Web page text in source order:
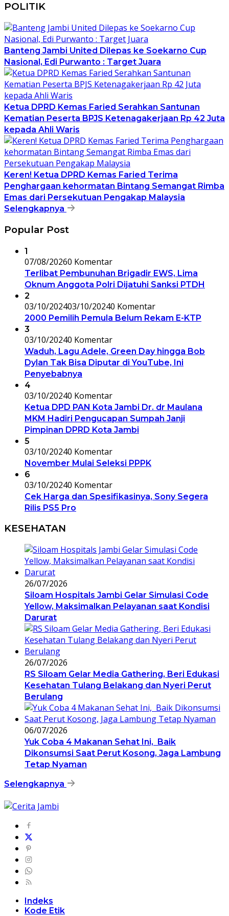
POLITIK
Banteng Jambi United Dilepas ke Soekarno Cup
Nasional, Edi Purwanto : Target Juara
Ketua DPRD Kemas Faried Serahkan Santunan
Kematian Peserta BPJS Ketenagakerjaan Rp 42 Juta
kepada Ahli Waris
Keren! Ketua DPRD Kemas Faried Terima
Penghargaan kehormatan Bintang Semangat Rimba
Emas dari Persekutuan Pengakap Malaysia
Selengkapnya
Popular Post
1
07/08/20260 Komentar
Terlibat Pembunuhan Brigadir EWS, Lima
Oknum Anggota Polri Dijatuhi Sanksi PTDH
2
03/10/202403/10/20240 Komentar
2000 Pemilih Pemula Belum Rekam E-KTP
3
03/10/20240 Komentar
Waduh, Lagu Adele, Green Day hingga Bob
Dylan Tak Bisa Diputar di YouTube, Ini
Penyebabnya
4
03/10/20240 Komentar
Ketua DPD PAN Kota Jambi Dr. dr Maulana
MKM Hadiri Pengucapan Sumpah Janji
Pimpinan DPRD Kota Jambi
5
03/10/20240 Komentar
November Mulai Seleksi PPPK
6
03/10/20240 Komentar
Cek Harga dan Spesifikasinya, Sony Segera
Rilis PS5 Pro
KESEHATAN
26/07/2026
Siloam Hospitals Jambi Gelar Simulasi Code
Yellow, Maksimalkan Pelayanan saat Kondisi
Darurat
26/07/2026
RS Siloam Gelar Media Gathering, Beri Edukasi
Kesehatan Tulang Belakang dan Nyeri Perut
Berulang
06/07/2026
Yuk Coba 4 Makanan Sehat Ini, Baik
Dikonsumsi Saat Perut Kosong, Jaga Lambung
Tetap Nyaman
Selengkapnya
Indeks
Kode Etik